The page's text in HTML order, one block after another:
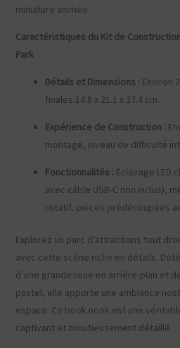
miniature animée.
Caractéristiques du Kit de
Park
Détails et Dimensions : Environ
finales 14.8 x 21.1 x 27.4 cm.
Expérience de Construction :
montage, niveau de difficulté
Fonctionnalités : Éclairage LED
avec câble USB-C non inclus),
rotatif, pièces prédécoupées
Explorez un parc d’attractions tout
avec cette scène riche en détails.
d’une grande roue en arrière-plan et
pastel, elle apporte une ambiance
espace. Ce book nook est une
captivant et minutieusement détaillé.